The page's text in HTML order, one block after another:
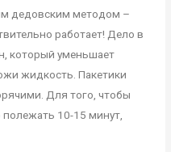
дедовским методом –
работает! Дело в
который уменьшает
жидкость. Пакетики
Для того, чтобы
10-15 минут,